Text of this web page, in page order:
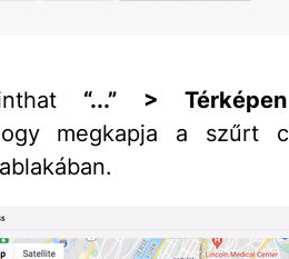
“...” >
megkapja a szűrt